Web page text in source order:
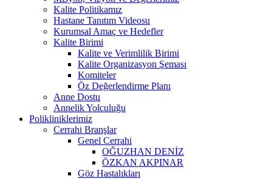
Kalite Politikamız
Hastane Tanıtım Videosu
Kurumsal Amaç ve Hedefler
Kalite Birimi
Kalite ve Verimlilik Birimi
Kalite Organizasyon Şeması
Komiteler
Öz Değerlendirme Planı
Anne Dostu
Annelik Yolculuğu
Polikliniklerimiz
Cerrahi Branşlar
Genel Cerrahi
OĞUZHAN DENİZ
ÖZKAN AKPINAR
Göz Hastalıkları